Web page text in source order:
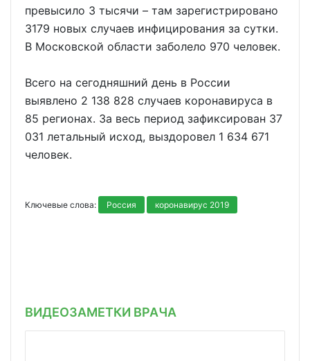
превысило 3 тысячи – там зарегистрировано
3179 новых случаев инфицирования за сутки.
В Московской области заболело 970 человек.
Всего на сегодняшний день в России
выявлено 2 138 828 случаев коронавируса в
85 регионах. За весь период зафиксирован 37
031 летальный исход, выздоровел 1 634 671
человек.
Ключевые слова: Россия коронавирус 2019
ВИДЕОЗАМЕТКИ ВРАЧА